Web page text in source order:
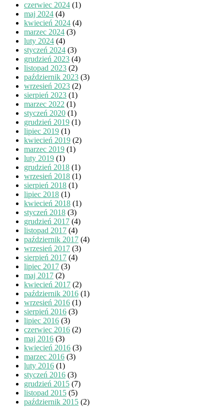
czerwiec 2024 (1)
maj 2024 (4)
kwiecień 2024 (4)
marzec 2024 (3)
luty 2024 (4)
styczeń 2024 (3)
grudzień 2023 (4)
listopad 2023 (2)
październik 2023 (3)
wrzesień 2023 (2)
sierpień 2023 (1)
marzec 2022 (1)
styczeń 2020 (1)
grudzień 2019 (1)
lipiec 2019 (1)
kwiecień 2019 (2)
marzec 2019 (1)
luty 2019 (1)
grudzień 2018 (1)
wrzesień 2018 (1)
sierpień 2018 (1)
lipiec 2018 (1)
kwiecień 2018 (1)
styczeń 2018 (3)
grudzień 2017 (4)
listopad 2017 (4)
październik 2017 (4)
wrzesień 2017 (3)
sierpień 2017 (4)
lipiec 2017 (3)
maj 2017 (2)
kwiecień 2017 (2)
październik 2016 (1)
wrzesień 2016 (1)
sierpień 2016 (3)
lipiec 2016 (3)
czerwiec 2016 (2)
maj 2016 (3)
kwiecień 2016 (3)
marzec 2016 (3)
luty 2016 (1)
styczeń 2016 (3)
grudzień 2015 (7)
listopad 2015 (5)
październik 2015 (2)